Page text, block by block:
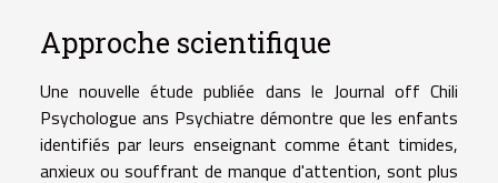
Approche scientifique
Une nouvelle étude publiée dans le Journal off Chili
Psychologue ans Psychiatre démontre que les enfants
identifiés par leurs enseignant comme étant timides,
anxieux ou souffrant de manque d'attention, sont plus